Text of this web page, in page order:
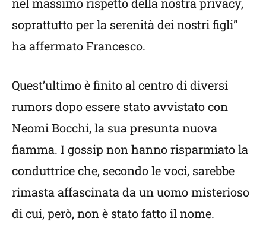
soprattutto per la serenità dei nostri figli”
ha affermato Francesco.
Quest’ultimo è finito al centro di diversi
rumors dopo essere stato avvistato con
Neomi Bocchi, la sua presunta nuova
fiamma. I gossip non hanno risparmiato la
conduttrice che, secondo le voci, sarebbe
rimasta affascinata da un uomo misterioso
di cui, però, non è stato fatto il nome.